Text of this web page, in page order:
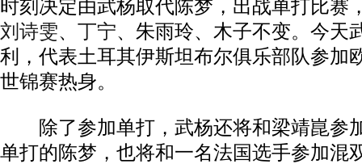
时刻决定由武杨取代陈梦，出战单打比赛
刘诗雯、 丁宁、朱雨玲、木子不变。今天
利，代表土耳其伊斯坦布尔俱乐部队参加
世锦赛热身。
除了参加单打，武杨还将和梁靖崑参
单打的陈梦，也将和一名法国选手参加混